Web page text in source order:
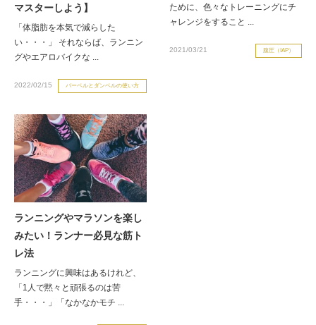
お客様の声（50代以上）
マスターしよう】
「体脂肪を本気で減らした
い・・・」 それならば、ランニン
グやエアロバイクな ...
2022/02/15 バーベルとダンベルの使い方
ために、色々なトレーニングにチ
ャレンジをすること ...
2021/03/21 腹圧（IAP）
ランニングやマラソンを楽し
みたい！ランナー必見な筋ト
レ法
ランニングに興味はあるけれど、
「1人で黙々と頑張るのは苦
手・・・」「なかなかモチ ...